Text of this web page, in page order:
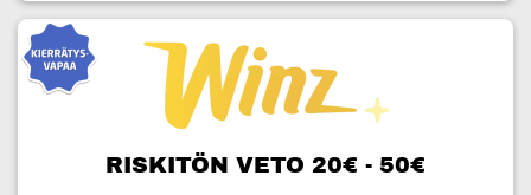
RISKITÖN VETO 20€ - 50€